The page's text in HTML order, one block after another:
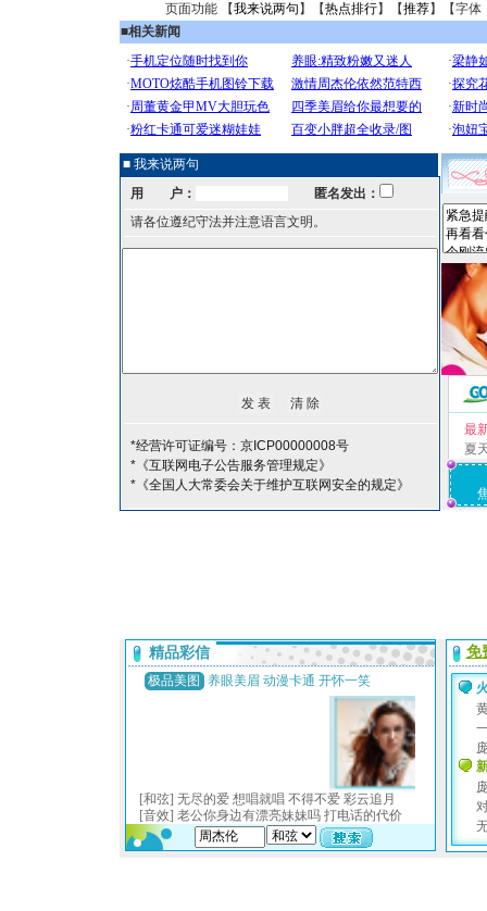
页面功能 【我来说两句 】【热点排行】【推荐】【字体
■相关新闻
■ 我来说两句
用 户：
匿名发出：
请各位遵纪守法并注意语言文明。
*经营许可证编号：京ICP00000008号
*《互联网电子公告服务管理规定》
*《全国人大常委会关于维护互联网安全的规定》
最
夏